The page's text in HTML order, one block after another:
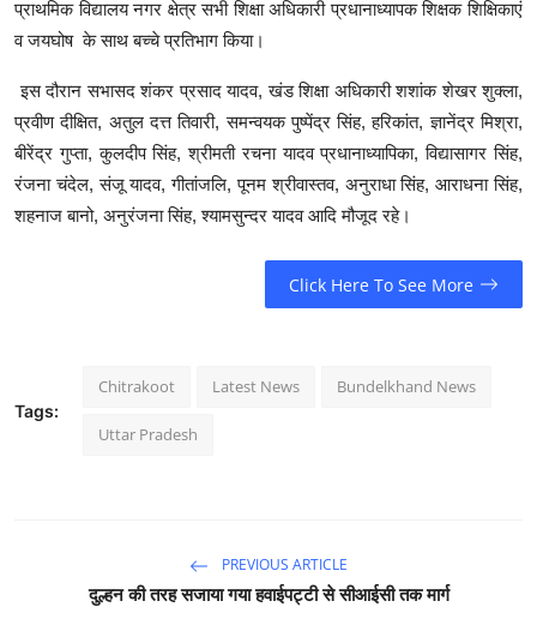
प्राथमिक विद्यालय नगर क्षेत्र सभी शिक्षा अधिकारी प्रधानाध्यापक शिक्षक शिक्षिकाएं
व जयघोष के साथ बच्चे प्रतिभाग किया।
इस दौरान सभासद शंकर प्रसाद यादव, खंड शिक्षा अधिकारी शशांक शेखर शुक्ला,
प्रवीण दीक्षित, अतुल दत्त तिवारी, समन्वयक पुष्पेंद्र सिंह, हरिकांत, ज्ञानेंद्र मिश्रा,
बीरेंद्र गुप्ता, कुलदीप सिंह, श्रीमती रचना यादव प्रधानाध्यापिका, विद्यासागर सिंह,
रंजना चंदेल, संजू यादव, गीतांजलि, पूनम श्रीवास्तव, अनुराधा सिंह, आराधना सिंह,
शहनाज बानो, अनुरंजना सिंह, श्यामसुन्दर यादव आदि मौजूद रहे।
Click Here To See More
Tags:
Chitrakoot Latest News Bundelkhand News
Uttar Pradesh
PREVIOUS ARTICLE
दुल्हन की तरह सजाया गया हवाईपट्टी से सीआईसी तक मार्ग